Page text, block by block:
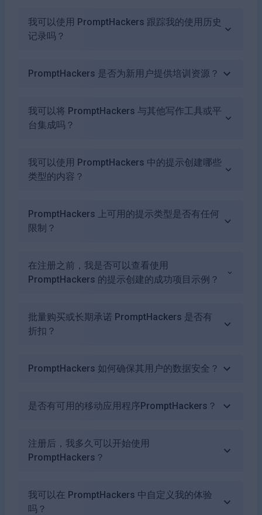
我可以使用 PromptHackers 跟踪我的使用历史
记录吗？
PromptHackers 是否为新用户提供培训资源？
我可以将 PromptHackers 与其他写作工具或平
台集成吗？
我可以使用 PromptHackers 中的提示创建哪些
类型的内容？
PromptHackers 上可用的提示类型是否有任何
限制？
在注册之前，我是否可以查看使用
PromptHackers 的提示创建的成功项目示例？
批量购买或长期承诺 PromptHackers 是否有
折扣？
PromptHackers 如何确保其用户的数据安全？
是否有可用的移动应用程序PromptHackers？
注册后，我多久可以开始使用
PromptHackers？
我可以在 PromptHackers 中自定义我的体验
吗？